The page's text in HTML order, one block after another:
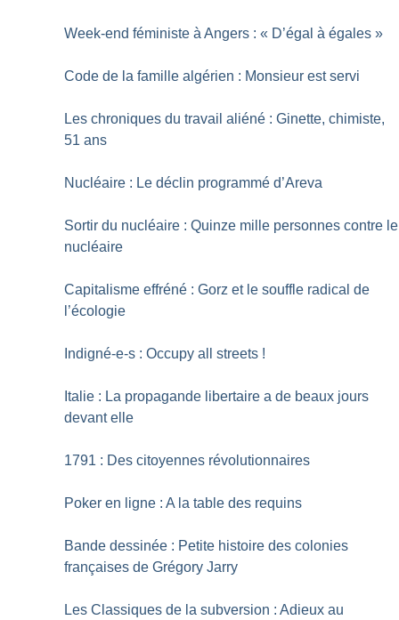
Week-end féministe à Angers : « D’égal à égales »
Code de la famille algérien : Monsieur est servi
Les chroniques du travail aliéné : Ginette, chimiste,
51 ans
Nucléaire : Le déclin programmé d’Areva
Sortir du nucléaire : Quinze mille personnes contre le
nucléaire
Capitalisme effréné : Gorz et le souffle radical de
l’écologie
Indigné-e-s : Occupy all streets !
Italie : La propagande libertaire a de beaux jours
devant elle
1791 : Des citoyennes révolutionnaires
Poker en ligne : A la table des requins
Bande dessinée : Petite histoire des colonies
françaises de Grégory Jarry
Les Classiques de la subversion : Adieux au